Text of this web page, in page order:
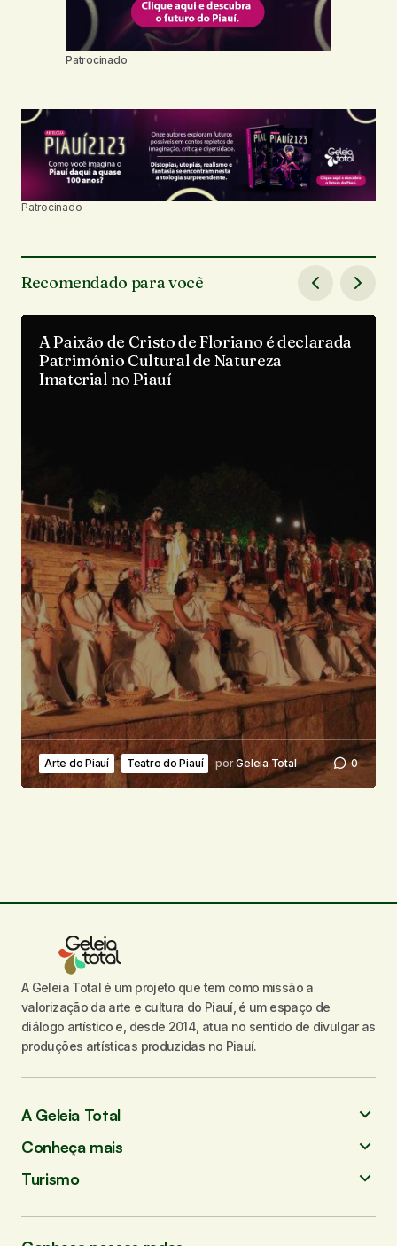
Patrocinado
Patrocinado
Recomendado para você
A Paixão de Cristo de Floriano é declarada
Patrimônio Cultural de Natureza
Imaterial no Piauí
Arte do Piauí Teatro do Piauí porGeleia Total 0
A Geleia Total é um projeto que tem como missão a
valorização da arte e cultura do Piauí, é um espaço de
diálogo artístico e, desde 2014, atua no sentido de divulgar as
produções artísticas produzidas no Piauí.
A Geleia Total
Conheça mais
Turismo